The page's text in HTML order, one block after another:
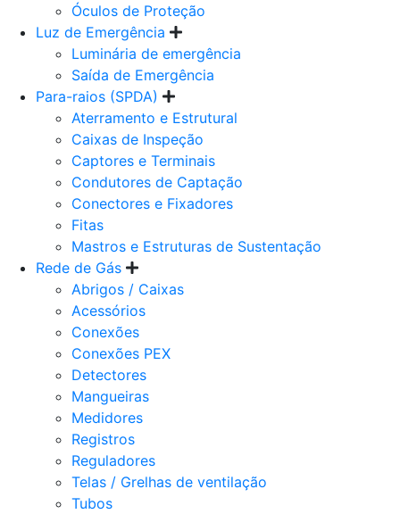
Óculos de Proteção
Luz de Emergência
Luminária de emergência
Saída de Emergência
Para-raios (SPDA)
Aterramento e Estrutural
Caixas de Inspeção
Captores e Terminais
Condutores de Captação
Conectores e Fixadores
Fitas
Mastros e Estruturas de Sustentação
Rede de Gás
Abrigos / Caixas
Acessórios
Conexões
Conexões PEX
Detectores
Mangueiras
Medidores
Registros
Reguladores
Telas / Grelhas de ventilação
Tubos